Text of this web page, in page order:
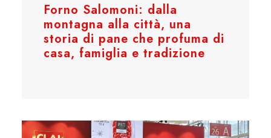
Forno Salomoni: dalla
montagna alla città, una
storia di pane che profuma di
casa, famiglia e tradizione